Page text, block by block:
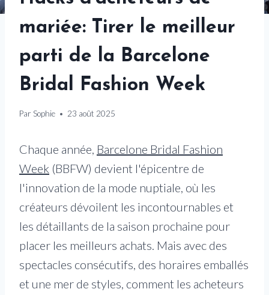
mariée: Tirer le meilleur
parti de la Barcelone
Bridal Fashion Week
Par Sophie 23 août 2025
Chaque année, Barcelone Bridal Fashion
Week (BBFW) devient l'épicentre de
l'innovation de la mode nuptiale, où les
créateurs dévoilent les incontournables et
les détaillants de la saison prochaine pour
placer les meilleurs achats. Mais avec des
spectacles consécutifs, des horaires emballés
et une mer de styles, comment les acheteurs